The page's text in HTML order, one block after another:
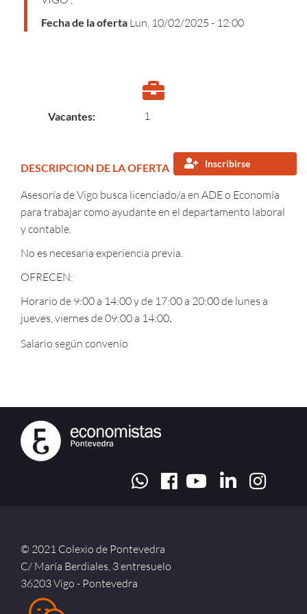
Fecha de la oferta Lun, 10/02/2025 - 12:00
Vacantes 1
Inscribirse
DESCRIPCION DE LA OFERTA
Asesoría de Vigo busca licenciado/a en ADE o Economía
para trabajar como ayudante en el departamento laboral
y contable.
No es necesaria experiencia previa.
OFRECEN:
Horario de 9:00 a 14:00 y de 17:00 a 20:00 de lunes a
jueves, viernes de 09:00 a 14:00.
Salario según convenio
© 2021 Colexio de Pontevedra
C/ María Berdiales, 3 entresuelo
36203 Vigo - Pontevedra